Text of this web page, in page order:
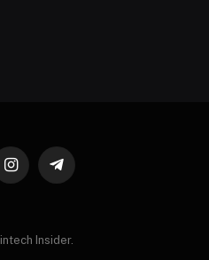
InstagramTelegram
Insider.